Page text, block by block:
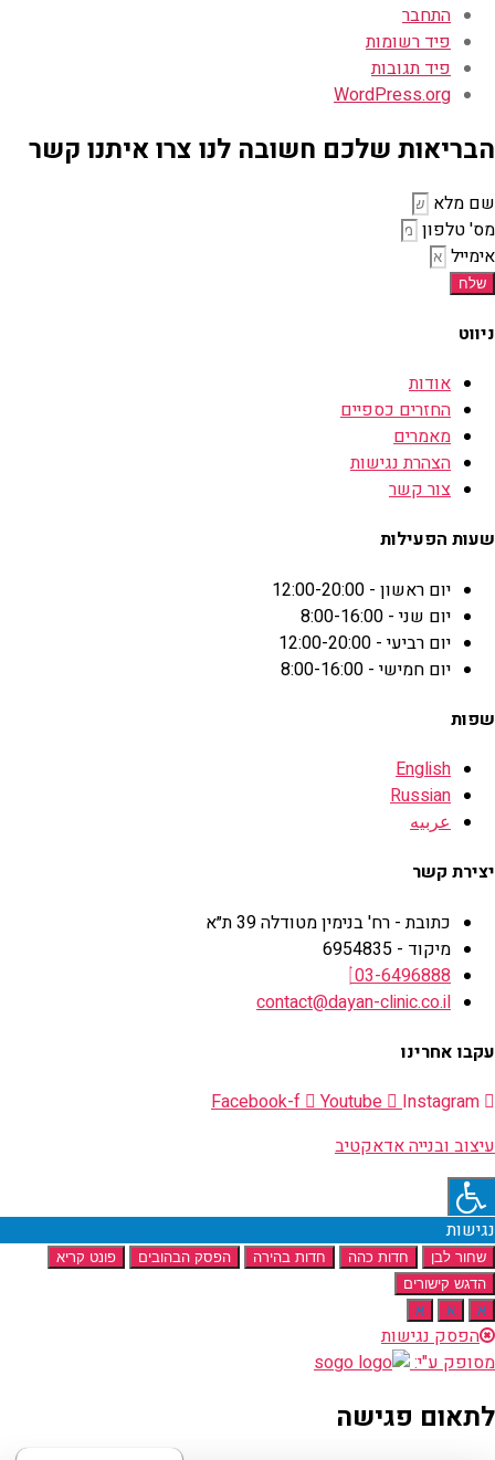
התחבר
פיד רשומות
פיד תגובות
WordPress.org
הבריאות שלכם חשובה לנו צרו איתנו קשר
שם מלא
מס' טלפון
אימייל
שלח
ניווט
אודות
החזרים כספיים
מאמרים
הצהרת נגישות
צור קשר
שעות הפעילות
יום ראשון - 12:00-20:00
יום שני - 8:00-16:00
יום רביעי - 12:00-20:00
יום חמישי - 8:00-16:00
שפות
English
Russian
عربيه
יצירת קשר
כתובת - רח' בנימין מטודלה 39 ת״א
מיקוד - 6954835
03-6496888
contact@dayan-clinic.co.il
עקבו אחרינו
Facebook-f
Youtube
Instagram
עיצוב ובנייה אדאקטיב
נגישות
שחור לבן חדות כהה חדות בהירה הפסק הבהובים
פונט קריא
הדגש קישורים
א
א א
הפסק נגישות
מסופק ע"י:
לתאום פגישה